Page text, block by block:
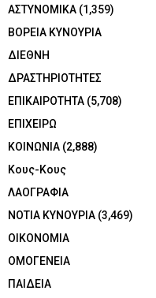
ΑΣΤΥΝΟΜΙΚΑ (1,359)
ΒΟΡΕΙΑ ΚΥΝΟΥΡΙΑ
ΔΙΕΘΝΗ
ΔΡΑΣΤΗΡΙΟΤΗΤΕΣ
ΕΠΙΚΑΙΡΟΤΗΤΑ (5,708)
ΕΠΙΧΕΙΡΩ
ΚΟΙΝΩΝΙΑ (2,888)
Κους-Κους
ΛΑΟΓΡΑΦΙΑ
ΝΟΤΙΑ ΚΥΝΟΥΡΙΑ (3,469)
ΟΙΚΟΝΟΜΙΑ
ΟΜΟΓΕΝΕΙΑ
ΠΑΙΔΕΙΑ